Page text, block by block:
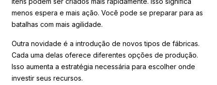
menos espera e mais ação. Você pode se preparar para as
batalhas com mais agilidade.
Outra novidade é a introdução de novos tipos de fábricas.
Cada uma delas oferece diferentes opções de produção.
Isso aumenta a estratégia necessária para escolher onde
investir seus recursos.